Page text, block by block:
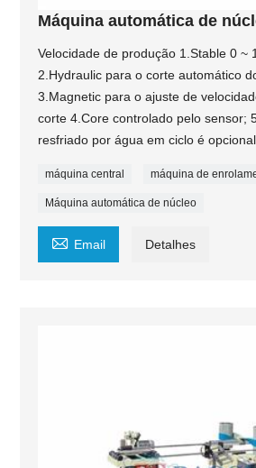
Máquina automática de
Velocidade de produção 1.Stable 0 ~
2.Hydraulic para o corte automático
3.Magnetic para o ajuste de
corte 4.Core controlado pelo sensor;
resfriado por água em ciclo é opcional.
máquina central máquina de
Máquina automática de núcleo
 Email Detalhes